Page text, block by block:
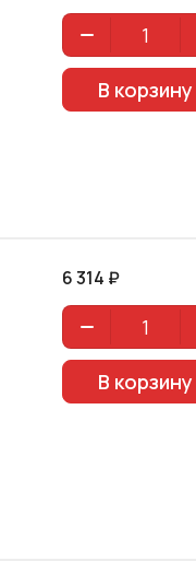
В корзину
6 314 ₽
В корзину